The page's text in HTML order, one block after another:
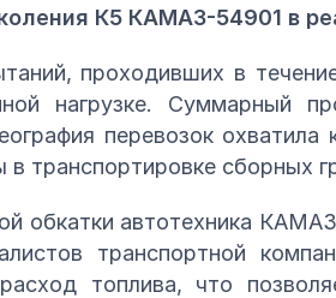
К5 КАМАЗ-54901 в
проходивших в
нагрузке. Суммарный
перевозок
в транспортировке сборных
обкатки автотехника
транспортной
топлива, что